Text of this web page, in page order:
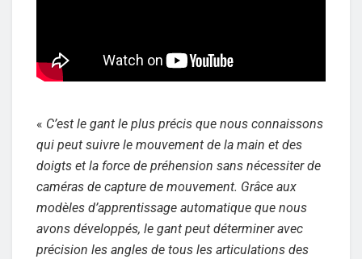
« C’est le gant le plus précis que nous connaissons
qui peut suivre le mouvement de la main et des
doigts et la force de préhension sans nécessiter de
caméras de capture de mouvement. Grâce aux
modèles d’apprentissage automatique que nous
avons développés, le gant peut déterminer avec
précision les angles de tous les articulations des